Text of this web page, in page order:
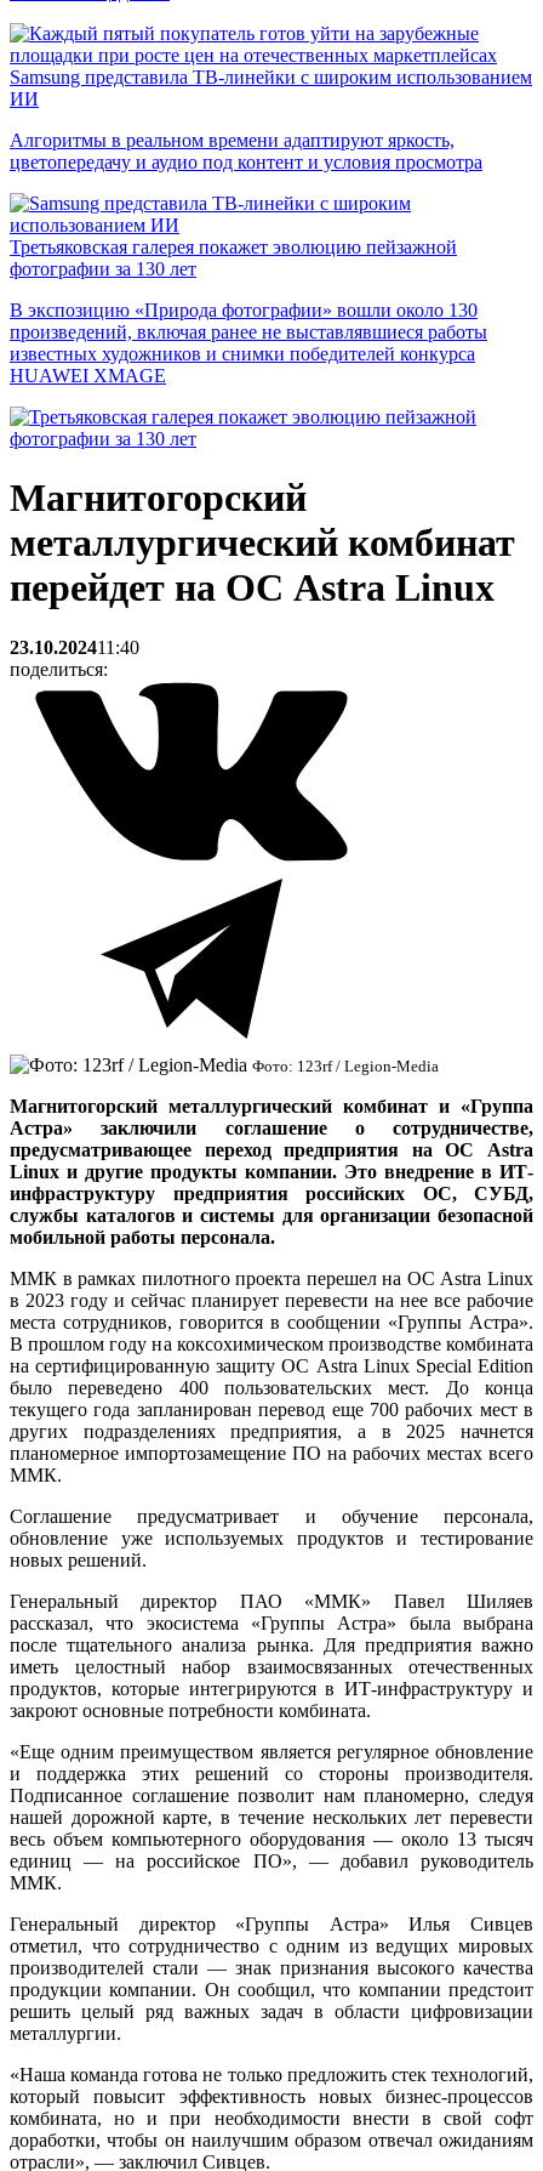
Samsung представила ТВ-линейки с широким использованием
ИИ
Алгоритмы в реальном времени адаптируют яркость,
цветопередачу и аудио под контент и условия просмотра
Третьяковская галерея покажет эволюцию пейзажной
фотографии за 130 лет
В экспозицию «Природа фотографии» вошли около 130
произведений, включая ранее не выставлявшиеся работы
известных художников и снимки победителей конкурса
HUAWEI XMAGE
Магнитогорский
металлургический комбинат
перейдет на ОС Astra Linux
23.10.202411:40
поделиться:
Фото: 123rf / Legion-Media
Магнитогорский металлургический комбинат и «Группа
Астра» заключили соглашение о сотрудничестве,
предусматривающее переход предприятия на ОС Astra
Linux и другие продукты компании. Это внедрение в ИТ-
инфраструктуру предприятия российских ОС, СУБД,
службы каталогов и системы для организации безопасной
мобильной работы персонала.
ММК в рамках пилотного проекта перешел на ОС Astra Linux
в 2023 году и сейчас планирует перевести на нее все рабочие
места сотрудников, говорится в сообщении «Группы Астра».
В прошлом году на коксохимическом производстве комбината
на сертифицированную защиту ОС Astra Linux Special Edition
было переведено 400 пользовательских мест. До конца
текущего года запланирован перевод еще 700 рабочих мест в
других подразделениях предприятия, а в 2025 начнется
планомерное импортозамещение ПО на рабочих местах всего
ММК.
Соглашение предусматривает и обучение персонала,
обновление уже используемых продуктов и тестирование
новых решений.
Генеральный директор ПАО «ММК» Павел Шиляев
рассказал, что экосистема «Группы Астра» была выбрана
после тщательного анализа рынка. Для предприятия важно
иметь целостный набор взаимосвязанных отечественных
продуктов, которые интегрируются в ИТ-инфраструктуру и
закроют основные потребности комбината.
«Еще одним преимуществом является регулярное обновление
и поддержка этих решений со стороны производителя.
Подписанное соглашение позволит нам планомерно, следуя
нашей дорожной карте, в течение нескольких лет перевести
весь объем компьютерного оборудования — около 13 тысяч
единиц — на российское ПО», — добавил руководитель
ММК.
Генеральный директор «Группы Астра» Илья Сивцев
отметил, что сотрудничество с одним из ведущих мировых
производителей стали — знак признания высокого качества
продукции компании. Он сообщил, что компании предстоит
решить целый ряд важных задач в области цифровизации
металлургии.
«Наша команда готова не только предложить стек технологий,
который повысит эффективность новых бизнес-процессов
комбината, но и при необходимости внести в свой софт
доработки, чтобы он наилучшим образом отвечал ожиданиям
отрасли», — заключил Сивцев.